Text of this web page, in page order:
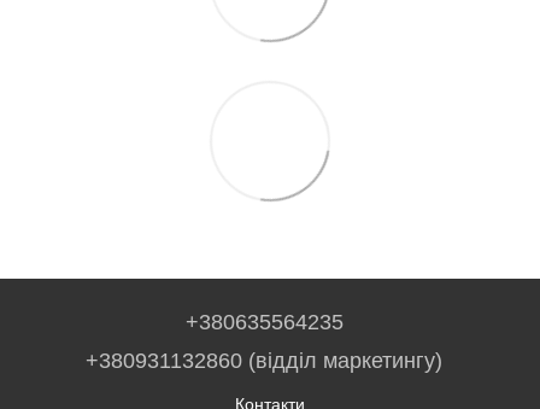
+380635564235
+380931132860 (відділ маркетингу)
Контакти